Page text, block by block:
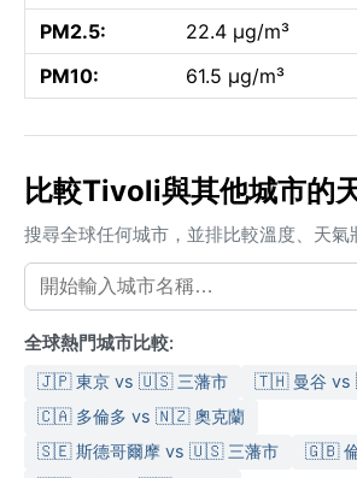
PM2.5:
22.4 µg/m³
PM10:
61.5 µg/m³
比較Tivoli與其他城市的
搜尋全球任何城市，並排比較溫度、天氣
全球熱門城市比較:
🇯🇵 東京 vs 🇺🇸 三藩市
🇹🇭 曼谷 vs
🇨🇦 多倫多 vs 🇳🇿 奧克蘭
🇸🇪 斯德哥爾摩 vs 🇺🇸 三藩市
🇬🇧